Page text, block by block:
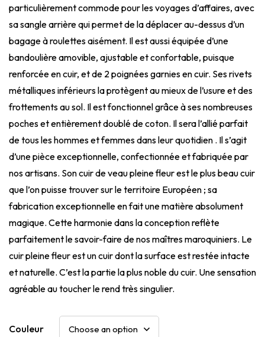
particulièrement commode pour les voyages d’affaires, avec
sa sangle arrière qui permet de la déplacer au-dessus d’un
bagage à roulettes aisément. Il est aussi équipée d’une
bandoulière amovible, ajustable et confortable, puisque
renforcée en cuir, et de 2 poignées garnies en cuir. Ses rivets
métalliques inférieurs la protègent au mieux de l’usure et des
frottements au sol. Il est fonctionnel grâce à ses nombreuses
poches et entièrement doublé de coton. Il sera l’allié parfait
de tous les hommes et femmes dans leur quotidien . Il s’agit
d’une pièce exceptionnelle, confectionnée et fabriquée par
nos artisans. Son cuir de veau pleine fleur est le plus beau cuir
que l’on puisse trouver sur le territoire Européen ; sa
fabrication exceptionnelle en fait une matière absolument
magique. Cette harmonie dans la conception reflète
parfaitement le savoir-faire de nos maîtres maroquiniers. Le
cuir pleine fleur est un cuir dont la surface est restée intacte
et naturelle. C’est la partie la plus noble du cuir. Une sensation
agréable au toucher le rend très singulier.
Couleur